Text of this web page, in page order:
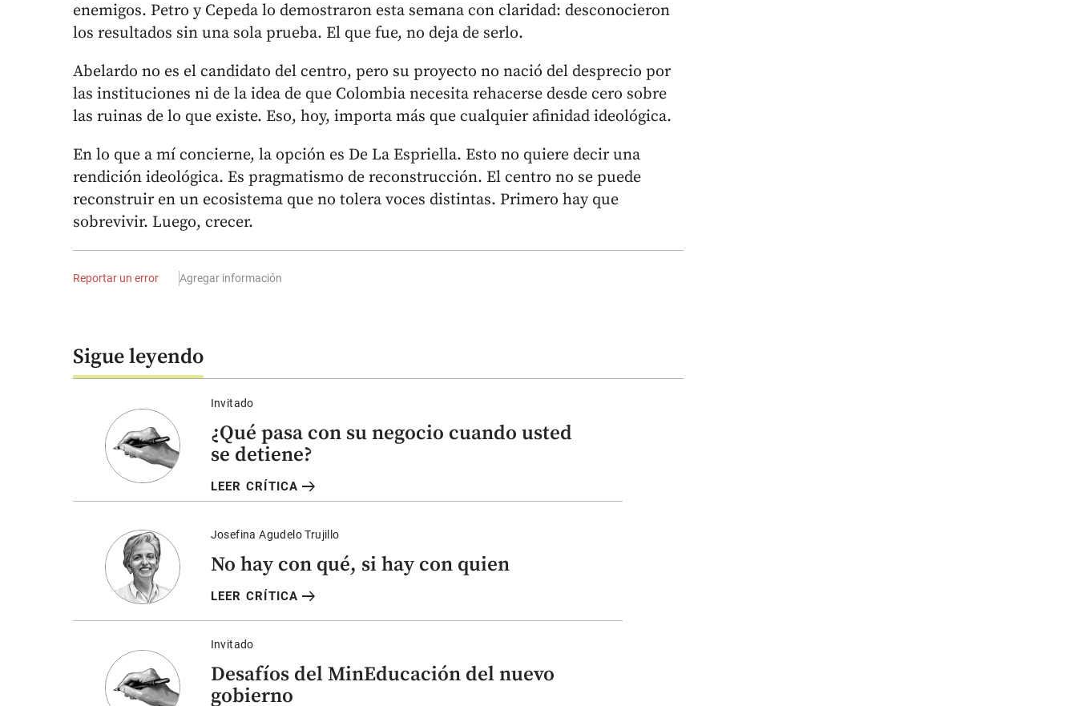
enemigos. Petro y Cepeda lo demostraron esta semana con claridad: desconocieron
los resultados sin una sola prueba. El que fue, no deja de serlo.
Abelardo no es el candidato del centro, pero su proyecto no nació del desprecio por
las instituciones ni de la idea de que Colombia necesita rehacerse desde cero sobre
las ruinas de lo que existe. Eso, hoy, importa más que cualquier afinidad ideológica.
En lo que a mí concierne, la opción es De La Espriella. Esto no quiere decir una
rendición ideológica. Es pragmatismo de reconstrucción. El centro no se puede
reconstruir en un ecosistema que no tolera voces distintas. Primero hay que
sobrevivir. Luego, crecer.
Reportar un error Agregar información
Sigue leyendo
Invitado
¿Qué pasa con su negocio cuando usted
se detiene?
LEER CRÍTICA arrow_right_alt
Josefina Agudelo Trujillo
No hay con qué, si hay con quien
LEER CRÍTICA arrow_right_alt
Invitado
Desafíos del MinEducación del nuevo
gobierno